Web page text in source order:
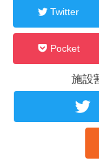
Twitter
Pocket
施設